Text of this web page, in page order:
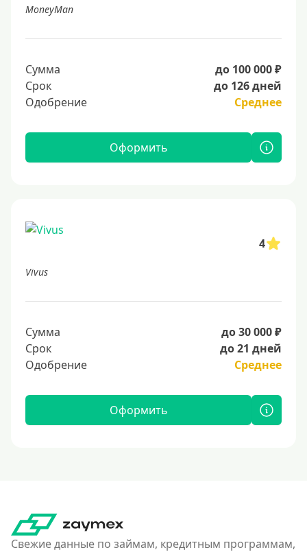
MoneyMan
Сумма
до 100 000 ₽
Срок
до 126 дней
Одобрение
Среднее
Оформить
4
Vivus
Сумма
до 30 000 ₽
Срок
до 21 дней
Одобрение
Среднее
Оформить
Свежие данные по займам, кредитным программам,